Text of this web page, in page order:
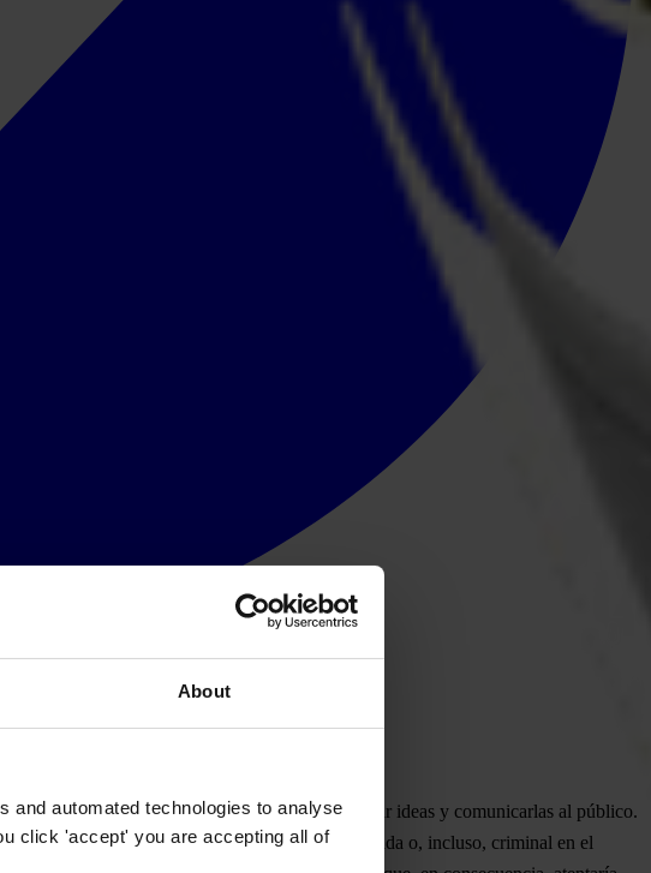
About
and automated technologies to analyse
click 'accept' you are accepting all of
ellos financieros, para organizarse, formular ideas y comunicarlas al público.
ejerzan una influencia indebida, desproporcionada o, incluso, criminal en el